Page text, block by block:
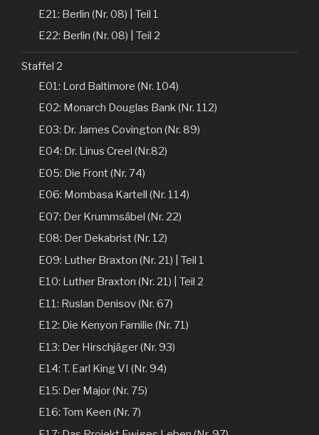
E21: Berlin (Nr. 08) | Teil 1
E22: Berlin (Nr. 08) | Teil 2
Staffel 2
E01: Lord Baltimore (Nr. 104)
E02: Monarch Douglas Bank (Nr. 112)
E03: Dr. James Covington (Nr. 89)
E04: Dr. Linus Creel (Nr.82)
E05: Die Front (Nr. 74)
E06: Mombasa Kartell (Nr. 114)
E07: Der Krummsäbel (Nr. 22)
E08: Der Dekabrist (Nr. 12)
E09: Luther Braxton (Nr. 21) | Teil 1
E10: Luther Braxton (Nr. 21) | Teil 2
E11: Ruslan Denisov (Nr. 67)
E12: Die Kenyon Familie (Nr. 71)
E13: Der Hirschjäger (Nr. 93)
E14: T. Earl King VI (Nr. 94)
E15: Der Major (Nr. 75)
E16: Tom Keen (Nr. 7)